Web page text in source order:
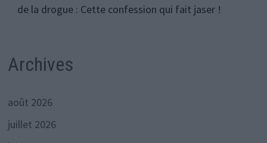
de la drogue : Cette confession qui fait jaser !
Archives
août 2026
juillet 2026